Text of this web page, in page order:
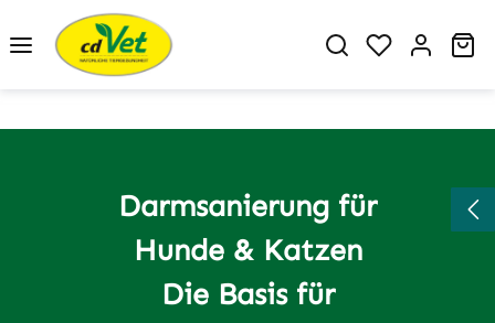
Zum Hauptinhalt springen
Du hast 0
Darmsanierung für
Hunde & Katzen
Die Basis für